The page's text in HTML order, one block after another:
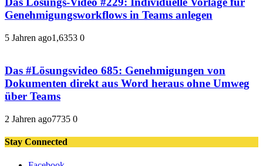
Genehmigungsworkflows in Teams anlegen
5 Jahren ago1,6353 0
Das #Lösungsvideo 685: Genehmigungen von
Dokumenten direkt aus Word heraus ohne Umweg
über Teams
2 Jahren ago7735 0
Stay Connected